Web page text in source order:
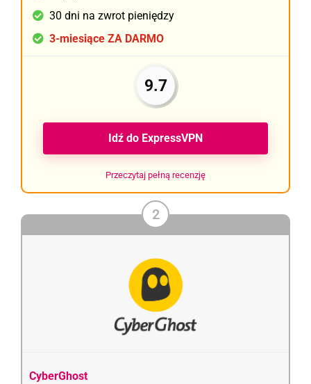
30 dni na zwrot pieniędzy
3-miesiące ZA DARMO
9.7
Idź do ExpressVPN
Przeczytaj pełną recenzję
2
CyberGhost